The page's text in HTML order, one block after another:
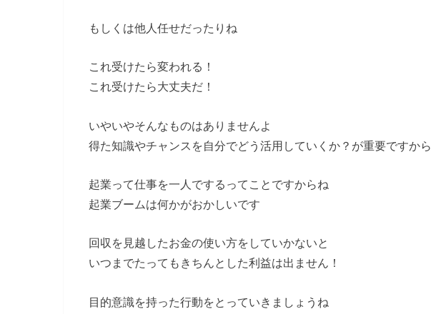
もしくは他人任せだったりね
これ受けたら変われる！
これ受けたら大丈夫だ！
いやいやそんなものはありませんよ
得た知識やチャンスを自分でどう活用していくか？が重要ですから
起業って仕事を一人でするってことですからね
起業ブームは何かがおかしいです
回収を見越したお金の使い方をしていかないと
いつまでたってもきちんとした利益は出ません！
目的意識を持った行動をとっていきましょうね